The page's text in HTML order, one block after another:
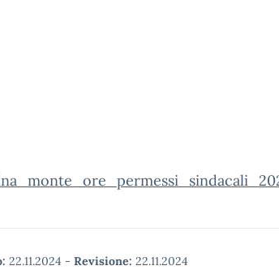
22.11.2024 - Revisione: 22.11.2024